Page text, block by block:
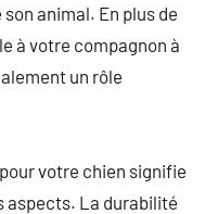
animal. En plus de
à votre compagnon à
un rôle
votre chien signifie
aspects. La durabilité